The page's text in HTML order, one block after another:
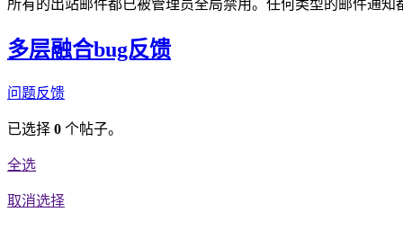
所有的出站邮件都已被管理员全局禁用。任何类型的邮件通知
多层融合bug反馈
问题反馈
已选择 0 个帖子。
全选
取消选择